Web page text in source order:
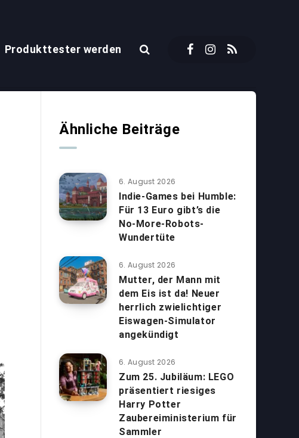
Produkttester werden
Ähnliche Beiträge
6. August 2026
Indie-Games bei Humble:
Für 13 Euro gibt’s die
No-More-Robots-
Wundertüte
6. August 2026
Mutter, der Mann mit
dem Eis ist da! Neuer
herrlich zwielichtiger
Eiswagen-Simulator
angekündigt
6. August 2026
Zum 25. Jubiläum: LEGO
präsentiert riesiges
Harry Potter
Zaubereiministerium für
Sammler